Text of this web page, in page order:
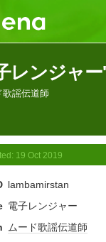
レンジャ
歌謡伝道師
19 Oct 2019
lambamirstan
電子レンジャー
ムード歌謡伝道師